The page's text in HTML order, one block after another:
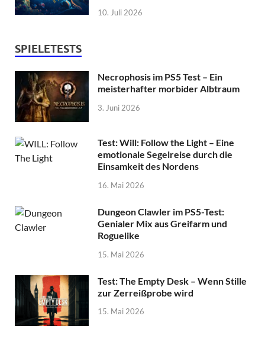
10. Juli 2026
SPIELETESTS
Necrophosis im PS5 Test – Ein
meisterhafter morbider Albtraum
3. Juni 2026
Test: Will: Follow the Light – Eine
emotionale Segelreise durch die
Einsamkeit des Nordens
16. Mai 2026
Dungeon Clawler im PS5-Test:
Genialer Mix aus Greifarm und
Roguelike
15. Mai 2026
Test: The Empty Desk – Wenn Stille
zur Zerreißprobe wird
15. Mai 2026